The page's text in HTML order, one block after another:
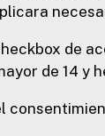
de
de 14 y